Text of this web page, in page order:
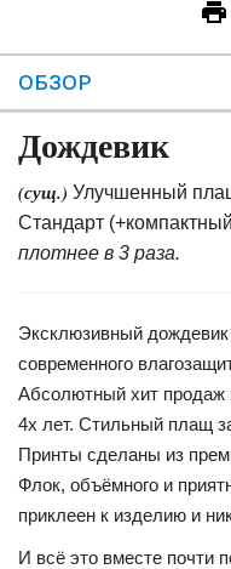
ОБЗОР
Дождевик
(сущ.) Улучшенный
Стандарт
плотнее в 3 раза.
Эксклюзивный
современного
Абсолютный хит продаж
4х лет. Стильный плащ
Принты сделаны из
Флок, объёмного и
приклеен к изделию и
И всё это вместе почти